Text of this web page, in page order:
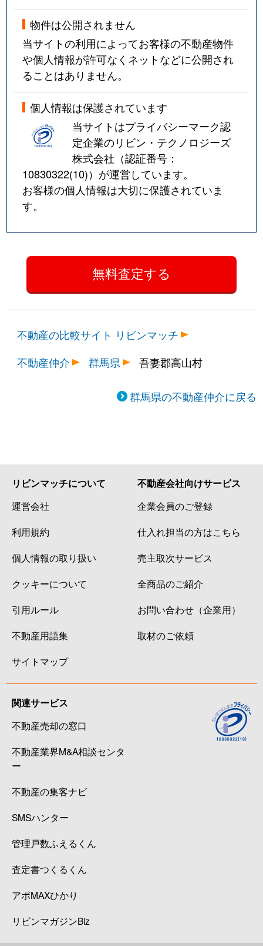
物件は公開されません
当サイトの利用によってお客様の不動産物件
や個人情報が許可なくネットなどに公開され
ることはありません。
個人情報は保護されています
当サイトはプライバシーマーク認
定企業のリビン・テクノロジーズ
株式会社（認証番号：
10830322(10)）が運営しています。
お客様の個人情報は大切に保護されていま
す。
不動産の比較サイト リビンマッチ
不動産仲介
群馬県 吾妻郡高山村
群馬県の不動産仲介に戻る
リビンマッチについて
運営会社
利用規約
個人情報の取り扱い
クッキーについて
引用ルール
不動産用語集
サイトマップ
不動産会社向けサービス
企業会員のご登録
仕入れ担当の方はこちら
売主取次サービス
全商品のご紹介
お問い合わせ（企業用）
取材のご依頼
関連サービス
不動産売却の窓口
不動産業界M&A相談センタ
ー
不動産の集客ナビ
SMSハンター
管理戸数ふえるくん
査定書つくるくん
アポMAXひかり
リビンマガジンBiz